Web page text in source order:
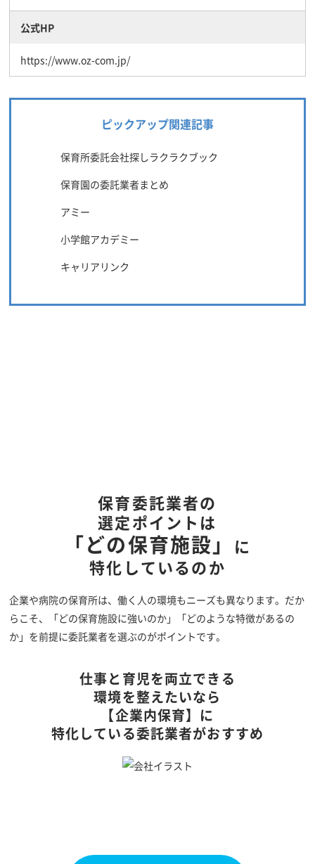
公式HP
https://www.oz-com.jp/
ピックアップ関連記事
保育所委託会社探しラクラクブック
保育園の委託業者まとめ
アミー
小学館アカデミー
キャリアリンク
保育委託業者の
選定ポイントは
「どの保育施設」
に
特化しているのか
企業や病院の保育所は、働く人の環境もニーズも異なります。だか
らこそ、「どの保育施設に強いのか」「どのような特徴があるの
か」を前提に委託業者を選ぶのがポイントです。
仕事と育児を両立できる
環境を整えたいなら
【企業内保育】に
特化している委託業者がおすすめ